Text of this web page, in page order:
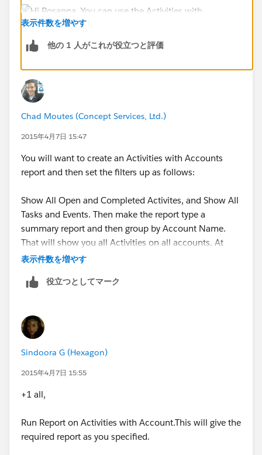
表示件数を増やす
他の 1 人がこれが役立つと評価
Chad Moutes (Concept Services, Ltd.)
2015年4月7日 15:47
You will want to create an Activities with Accounts
report and then set the filters up as follows:
Show All Open and Completed Activites, and Show All
Tasks and Events. Then make the report type a
summary report and then group by Account Name.
That will show you all Activities on all accounts. At
that point you may filter out one specific account if
表示件数を増やす
役立つとしてマーク
Sindoora G (Hexagon)
2015年4月7日 15:55
+1 all,
Run Report on Activities with Account.This will give the
required report as you specified.